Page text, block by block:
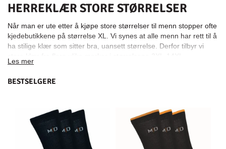
HERREKLÆR STORE STØRRELSER
Når man er ute etter å kjøpe store størrelser til menn stopper ofte
kjedebutikkene på størrelse XL. Vi synes at alle menn har rett til å
ha stilige klær som sitter bra, uansett størrelse. Derfor tilbyr vi
Les mer
BESTSELGERE